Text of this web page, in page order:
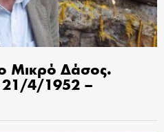
Μικρό Δάσος.
21/4/1952 –